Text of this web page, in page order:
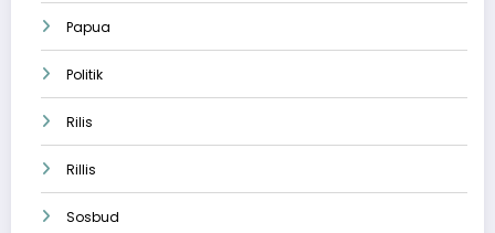
Papua
Politik
Rilis
Rillis
Sosbud